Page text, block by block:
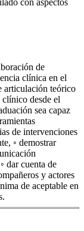
de
clínica en el
articulación teórico
desde el
sea capaz
de intervenciones
◦ demostrar
dar cuenta de
y actores
de aceptable en